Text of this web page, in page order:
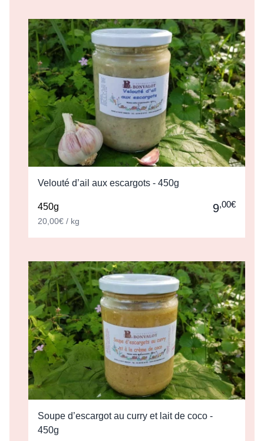
Velouté d’ail aux escargots - 450g
450g
20,00€ / kg
9,00€
Soupe d’escargot au curry et lait de coco -
450g